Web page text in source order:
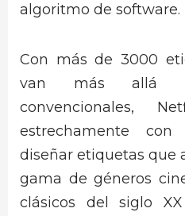
algoritmo de software.
Con más de 3000
van más allá
convencionales,
estrechamente
diseñar etiquetas que
gama de géneros
clásicos del siglo